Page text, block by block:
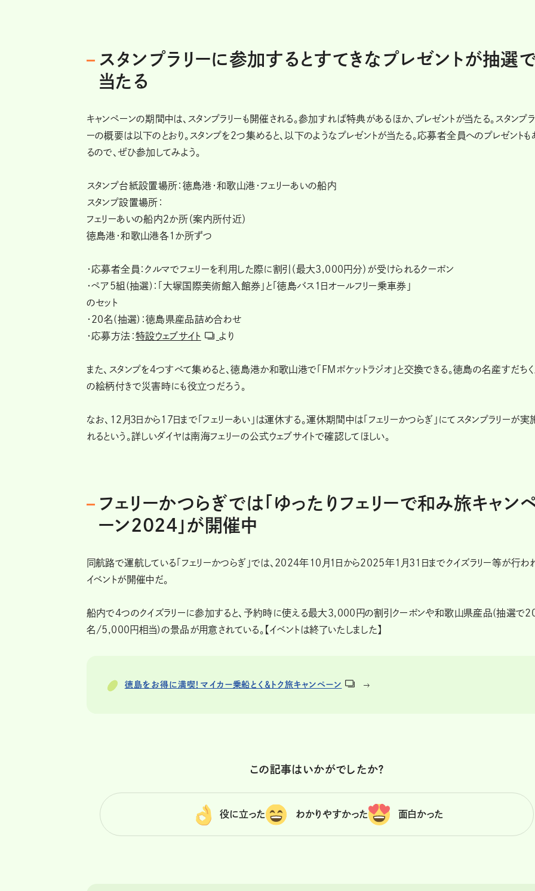
スタンプラリーに参加するとすてきなプレゼントが抽選
当たる
キャンペーンの期間中は、スタンプラリーも開催される。参加すれば特典があるほか、プレゼントが当たる。スタンプラ
ーの概要は以下のとおり。スタンプを2つ集めると、以下のようなプレゼントが当たる。応募者全員へのプレゼントも
るので、ぜひ参加してみよう。
スタンプ台紙設置場所：徳島港・和歌山港・フェリーあいの船内
スタンプ設置場所：
フェリーあいの船内2か所（案内所付近）
徳島港・和歌山港各1か所ずつ
・応募者全員：クルマでフェリーを利用した際に割引（最大3,000円分）が受けられるクーポン
・ペア5組(抽選)：「大塚国際美術館入館券」と「徳島バス1日オールフリー乗車券」
のセット
・20名(抽選)：徳島県産品詰め合わせ
・応募方法：特設ウェブサイト より
また、スタンプを4つすべて集めると、徳島港か和歌山港で「FMポケットラジオ」と交換できる。徳島の名産すだち
の絵柄付きで災害時にも役立つだろう。
なお、12月3日から17日まで「フェリーあい」は運休する。運休期間中は「フェリーかつらぎ」にてスタンプラリーが実
れるという。詳しいダイヤは南海フェリーの公式ウェブサイトで確認してほしい。
フェリーかつらぎでは「ゆったりフェリーで和み旅キャン
ーン2024」が開催中
同航路で運航している「フェリーかつらぎ」では、2024年10月1日から2025年1月31日までクイズラリー等が行わ
イベントが開催中だ。
船内で4つのクイズラリーに参加すると、予約時に使える最大3,000円の割引クーポンや和歌山県産品(抽選で
名/5,000円相当)の景品が用意されている。【イベントは終了いたしました】
徳島をお得に満喫！マイカー乗船とく＆トク旅キャンペーン
この記事はいかがでしたか？
役に立った わかりやすかった 面白かった